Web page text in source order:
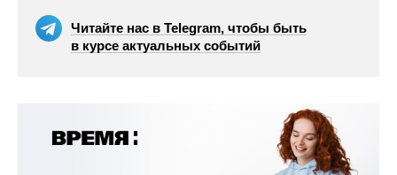
Читайте нас в Telegram, чтобы быть
в курсе актуальных событий